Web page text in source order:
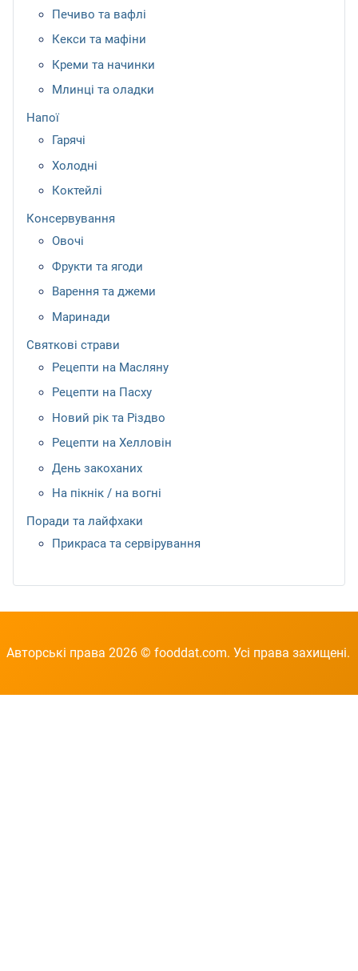
Печиво та вафлі
Кекси та мафіни
Креми та начинки
Млинці та оладки
Напої
Гарячі
Холодні
Коктейлі
Консервування
Овочі
Фрукти та ягоди
Варення та джеми
Маринади
Святкові страви
Рецепти на Масляну
Рецепти на Пасху
Новий рік та Різдво
Рецепти на Хелловін
День закоханих
На пікнік / на вогні
Поради та лайфхаки
Прикраса та сервірування
Авторські права 2026 © fooddat.com. Усі права захищені.